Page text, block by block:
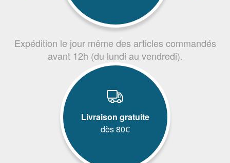
Expédition le jour même des articles commandés
avant 12h (du lundi au vendredi).
Livraison gratuite
dès 80€